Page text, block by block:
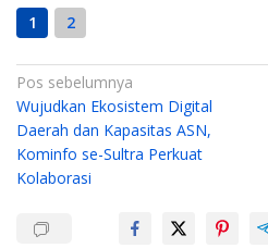
1
2
N
a
v
i
Pos sebelumnya
Wujudkan Ekosistem Digital
Daerah dan Kapasitas ASN,
Kominfo se-Sultra Perkuat
Kolaborasi